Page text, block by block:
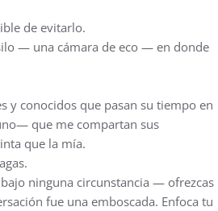
de evitarlo.
— una cámara de eco — en donde
y conocidos que pasan su tiempo en
que me compartan sus
que la mía.
ninguna circunstancia — ofrezcas
fue una emboscada. Enfoca tu